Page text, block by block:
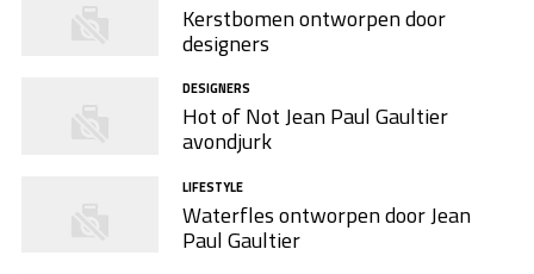
Kerstbomen ontworpen door
designers
DESIGNERS
Hot of Not Jean Paul Gaultier
avondjurk
LIFESTYLE
Waterfles ontworpen door Jean
Paul Gaultier